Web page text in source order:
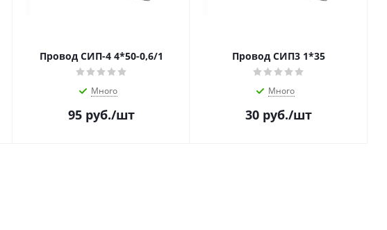
Провод СИП-4 4*50-0,6/1
Много
95 руб./шт
Провод СИП3 1*35
Много
30 руб./шт